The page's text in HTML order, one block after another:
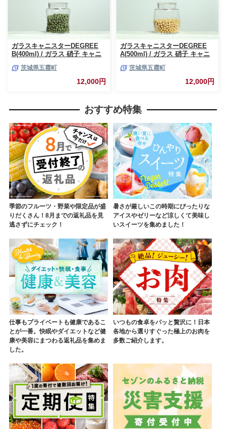
ガラスキャニスターDEGREE
B(400ml) / ガラス 硝子 キャニ
耐熱 一生もの 職人 こだわり
JIDA デザインミュージアムセ
レクション 茨城県 五霞町
茨城県五霞町
12,000円
ガラスキャニスターDEGREE
A(500ml) / ガラス 硝子 キャニ
耐熱 一生もの 職人 こだわり
JIDA デザインミュージアムセ
レクション 茨城県 五霞町
茨城県五霞町
12,000円
おすすめ特集
季節のフルーツ・野菜や限定品が盛
りだくさん！8月までの返礼品を見
逃さずにチェック！
暑さが厳しいこの時期にぴったりな
アイスやゼリーなど涼しくて美味し
いスイーツを集めました！
仕事もプライベートも健康であるこ
とが一番。快眠やダイエットなど健
康や美容にまつわる返礼品を集めま
した。
いつもの食卓をパッと贅沢に！日本
各地から選りすぐった極上のお肉を
多数ご紹介します。